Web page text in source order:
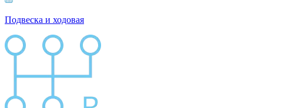
Подвеска и ходовая